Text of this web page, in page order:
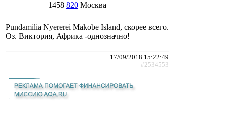
1458 820 Москва
Pundamilia Nyererei Makobe Island, скорее всего.
Оз. Виктория, Африка -однозначно!
17/09/2018 15:22:49
#2534553